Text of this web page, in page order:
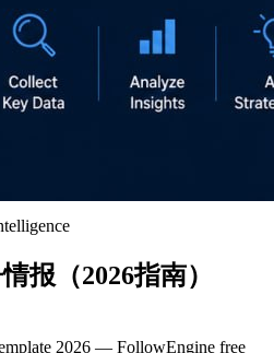
报（2026指南）